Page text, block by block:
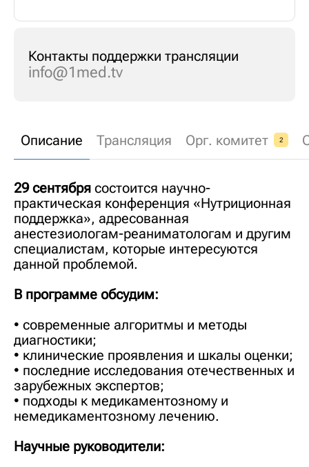
Контакты поддержки трансляции
info@1med.tv
Описание Трансляция Орг. комитет 2
29 сентября состоится научно-
практическая конференция «Нутриционная
поддержка», адресованная
анестезиологам-реаниматологам и другим
специалистам, которые интересуются
данной проблемой.
В программе обсудим:
• современные алгоритмы и методы
диагностики;
• клинические проявления и шкалы оценки;
• последние исследования отечественных и
зарубежных экспертов;
• подходы к медикаментозному и
немедикаментозному лечению.
Научные руководители: